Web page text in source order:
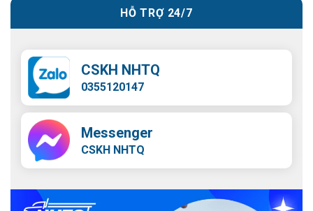
HỖ TRỢ 24/7
CSKH NHTQ
0355120147
Messenger
CSKH NHTQ